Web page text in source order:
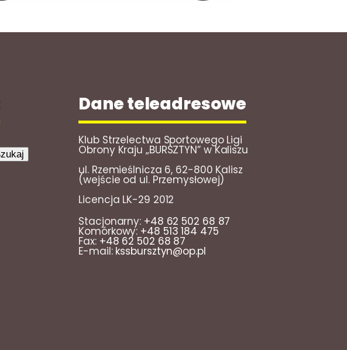
Dane teleadresowe
Klub Strzelectwa Sportowego Ligi
Obrony Kraju „BURSZTYN” w Kaliszu
ul. Rzemieślnicza 6, 62-800 Kalisz
(wejście od ul. Przemysłowej)
Licencja LK-29 2012
Stacjonarny: +48 62 502 68 87
Komórkowy: +48 513 184 475
Fax: +48 62 502 68 87
E-mail: kssbursztyn@op.pl